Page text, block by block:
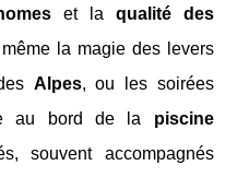
et la qualité des
la magie des levers
Alpes, ou les soirées
au bord de la piscine
souvent accompagnés